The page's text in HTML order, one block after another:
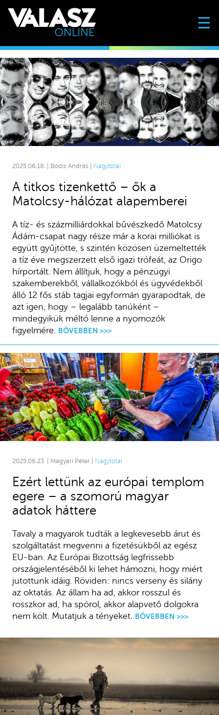
☰
2025.06.23. | Magyari Péter | Nagytotál
Ezért lettünk az európai templom
egere – a szomorú magyar
adatok háttere
Tavaly a magyarok tudták a legkevesebb árut és
szolgáltatást megvenni a fizetésükből az egész
EU-ban. Az Európai Bizottság legfrissebb
országjelentéséből ki lehet hámozni, hogy miért
jutottunk idáig. Röviden: nincs verseny és silány
az oktatás. Az állam ha ad, akkor rosszul és
rosszkor ad, ha spórol, akkor alapvető dolgokra
nem költ. Mutatjuk a tényeket. BŐVEBBEN >>>
2025.06.18. | Bódis András | Nagytotál
A titkos tizenkettő – ők a
Matolcsy-hálózat alapemberei
A tíz- és százmilliárdokkal bűvészkedő Matolcsy
Ádám-csapat nagy része már a korai milliókat is
együtt gyűjtötte, s szintén közösen üzemeltették
a tíz éve megszerzett első igazi trófeát, az Origo
hírportált. Nem állítjuk, hogy a pénzügyi
szakemberekből, vállalkozókból és ügyvédekből
álló 12 fős stáb tagjai egyformán gyarapodtak, de
azt igen, hogy – legalább tanúként –
mindegyikük méltó lenne a nyomozók
figyelmére. BŐVEBBEN >>>